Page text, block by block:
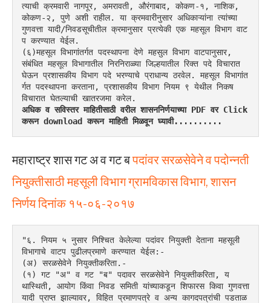
त्याची क्रमवारी नागपूर, अमरावती, औरंगाबाद, कोकण-१, नाशिक,
कोकण-२, पुणे अशी राहील. या क्रमवारीनुसार अधिकाऱ्यांना त्यांच्या
गुणवत्ता यादी/निवडसूचीतील क्रमानुसार प्रत्येकी एक महसूल विभाग वाट
प करण्यात येईल.
(६)महसूल विभागांतर्गत पदस्थापना देणे महसुल विभाग वाटपानुसार,
संबंधित महसूल विभागातील निरनिराळ्या जिल्हयातील रिक्त पदे विचारात
घेऊन प्रशासकीय विभाग पदे भरण्याचे प्राधान्य ठरवेल. महसूल विभागांत
र्गत पदस्थापना करताना, प्रशासकीय विभाग नियम ९ येथील निकष
विचारात घेतल्याची खातरजमा करेल.
अधिक व सविस्तर माहितीसाठी वरील शासननिर्णयाच्या PDF वर Click
करून download करून माहिती मिळवून घ्यावी..........
महाराष्ट्र शास गट अ व गट बपदांवर सरळसेवेने व पदोन्नती
नियुक्तीसाठी महसूली विभाग ग्रामविकास विभाग, शासन
निर्णय दिनांक १५-०६-२०१७
"६. नियम ५ नुसार निश्चित केलेल्या पदांवर नियुक्ती देताना महसूली
विभागाचे वाटप पुढीलप्रमाणे करण्यात येईल:-
(अ) सरळसेवेने नियुक्तीकरिता.-
(१) गट "अ" व गट "ब" पदावर सरळसेवेने नियुक्तीकरिता, य
थास्थिती, आयोग किंवा निवड समिती यांच्याकडून शिफारस किवा गुणवत्ता
यादी प्राप्त झाल्यावर, विहित प्रमाणपत्रे व अन्य कागदपत्रांची पडताळ